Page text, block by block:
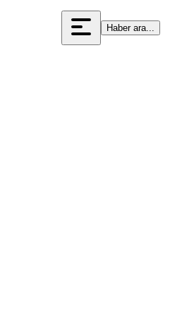
Haber ara...